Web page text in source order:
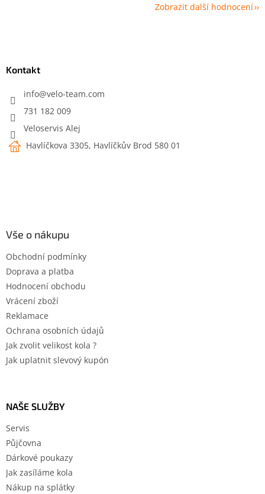
Zobrazit další hodnocení
Kontakt
info@velo-team.com
731 182 009
Veloservis Alej
Havlíčkova 3305, Havlíčkův Brod 580 01
Vše o nákupu
Obchodní podmínky
Doprava a platba
Hodnocení obchodu
Vrácení zboží
Reklamace
Ochrana osobních údajů
Jak zvolit velikost kola ?
Jak uplatnit slevový kupón
NAŠE SLUŽBY
Servis
Půjčovna
Dárkové poukazy
Jak zasíláme kola
Nákup na splátky